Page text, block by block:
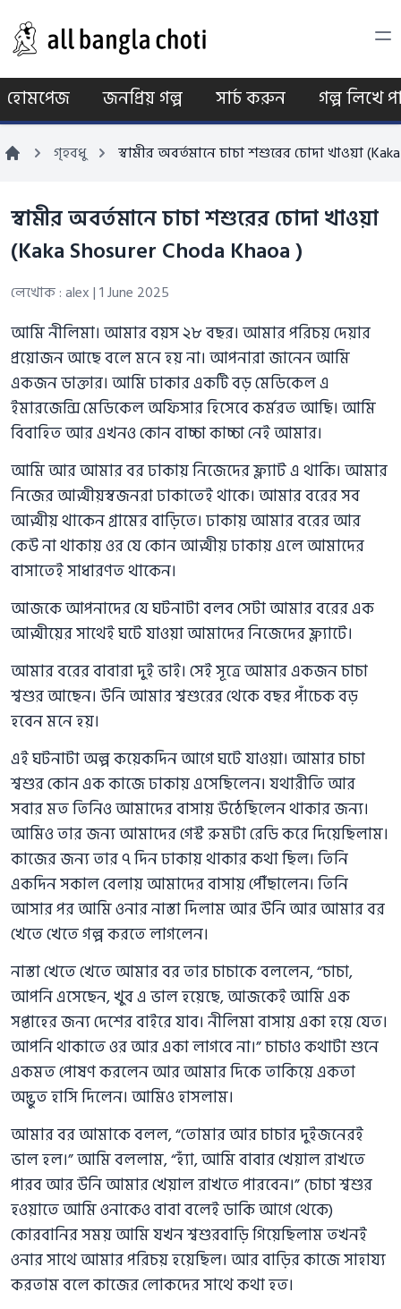
হোমপেজ জনপ্রিয় গল্প সার্চ করুন গল্প লিখে
গৃহবধু স্বামীর অবর্তমানে চাচা শশুরের চোদা খাওয়া
স্বামীর অবর্তমানে চাচা শশুরের চোদা খাওয়া
(Kaka Shosurer Choda Khaoa )
লেখোক : alex|1 June 2025
আমি নীলিমা। আমার বয়স ২৮ বছর। আমার পরিচয় দেয়ার
প্রয়োজন আছে বলে মনে হয় না। আপনারা জানেন আমি
একজন ডাক্তার। আমি ঢাকার একটি বড় মেডিকেল এ
ইমারজেন্সি মেডিকেল অফিসার হিসেবে কর্মরত আছি। আমি
বিবাহিত আর এখনও কোন বাচ্চা কাচ্চা নেই আমার।
আমি আর আমার বর ঢাকায় নিজেদের ফ্ল্যাট এ থাকি। আমার
নিজের আত্মীয়স্বজনরা ঢাকাতেই থাকে। আমার বরের সব
আত্মীয় থাকেন গ্রামের বাড়িতে। ঢাকায় আমার বরের আর
কেউ না থাকায় ওর যে কোন আত্মীয় ঢাকায় এলে আমাদের
বাসাতেই সাধারণত থাকেন।
আজকে আপনাদের যে ঘটনাটা বলব সেটা আমার বরের এক
আত্মীয়ের সাথেই ঘটে যাওয়া আমাদের নিজেদের ফ্ল্যাটে।
আমার বরের বাবারা দুই ভাই। সেই সূত্রে আমার একজন চাচা
শ্বশুর আছেন। উনি আমার শ্বশুরের থেকে বছর পাঁচেক বড়
হবেন মনে হয়।
এই ঘটনাটা অল্প কয়েকদিন আগে ঘটে যাওয়া। আমার চাচা
শ্বশুর কোন এক কাজে ঢাকায় এসেছিলেন। যথারীতি আর
সবার মত তিনিও আমাদের বাসায় উঠেছিলেন থাকার জন্য।
আমিও তার জন্য আমাদের গেস্ট রুমটা রেডি করে দিয়েছিলাম।
কাজের জন্য তার ৭ দিন ঢাকায় থাকার কথা ছিল। তিনি
একদিন সকাল বেলায় আমাদের বাসায় পৌঁছালেন। তিনি
আসার পর আমি ওনার নাস্তা দিলাম আর উনি আর আমার বর
খেতে খেতে গল্প করতে লাগলেন।
নাস্তা খেতে খেতে আমার বর তার চাচাকে বললেন, “চাচা,
আপনি এসেছেন, খুব এ ভাল হয়েছে, আজকেই আমি এক
সপ্তাহের জন্য দেশের বাইরে যাব। নীলিমা বাসায় একা হয়ে যেত।
আপনি থাকাতে ওর আর একা লাগবে না।” চাচাও কথাটা শুনে
একমত পোষণ করলেন আর আমার দিকে তাকিয়ে একতা
অদ্ভুত হাসি দিলেন। আমিও হাসলাম।
আমার বর আমাকে বলল, “তোমার আর চাচার দুইজনেরই
ভাল হল।” আমি বললাম, “হ্যাঁ, আমি বাবার খেয়াল রাখতে
পারব আর উনি আমার খেয়াল রাখতে পারবেন।” (চাচা শ্বশুর
হওয়াতে আমি ওনাকেও বাবা বলেই ডাকি আগে থেকে)
কোরবানির সময় আমি যখন শ্বশুরবাড়ি গিয়েছিলাম তখনই
ওনার সাথে আমার পরিচয় হয়েছিল। আর বাড়ির কাজে সাহায্য
করতাম বলে কাজের লোকদের সাথে কথা হত।